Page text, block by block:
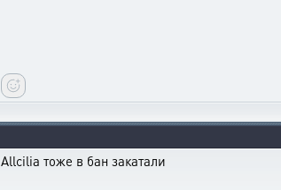
Allcilia тоже в бан закатали